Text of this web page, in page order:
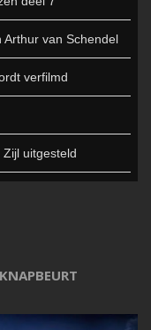
van Schendel
verfilmd
Zijl uitgesteld